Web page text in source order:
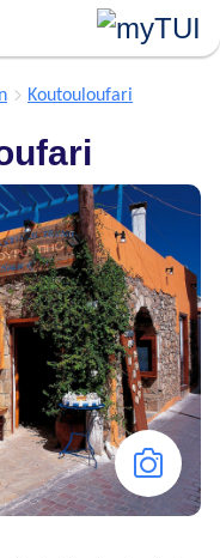
Koutouloufari